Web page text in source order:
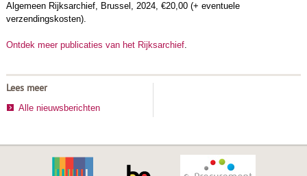
Algemeen Rijksarchief, Brussel, 2024, €20,00 (+ eventuele
verzendingskosten).
Ontdek meer publicaties van het Rijksarchief.
Lees meer
Alle nieuwsberichten